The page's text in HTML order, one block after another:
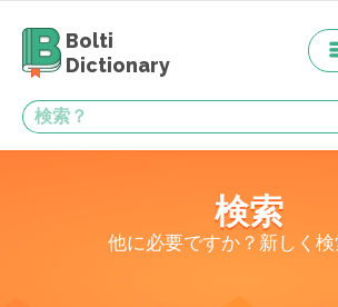
Bolti
Dictionary
検索
他に必要ですか？新しく検